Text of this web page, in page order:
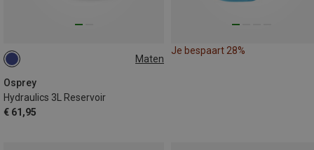
Maten
Osprey
Hydraulics 3L Reservoir
€ 61,95
ONE SIZE
Je bespaart 28%